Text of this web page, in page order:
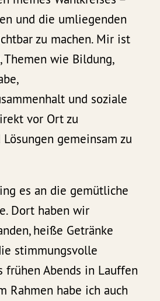
und die umliegenden
zu machen. Mir ist
Themen wie Bildung,
und soziale
vor Ort zu
gemeinsam zu
es an die gemütliche
Dort haben wir
heiße Getränke
stimmungsvolle
frühen Abends in Lauffen
Rahmen habe ich auch